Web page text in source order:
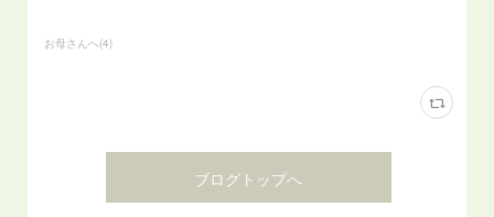
お母さんへ(4)
ブログトップへ